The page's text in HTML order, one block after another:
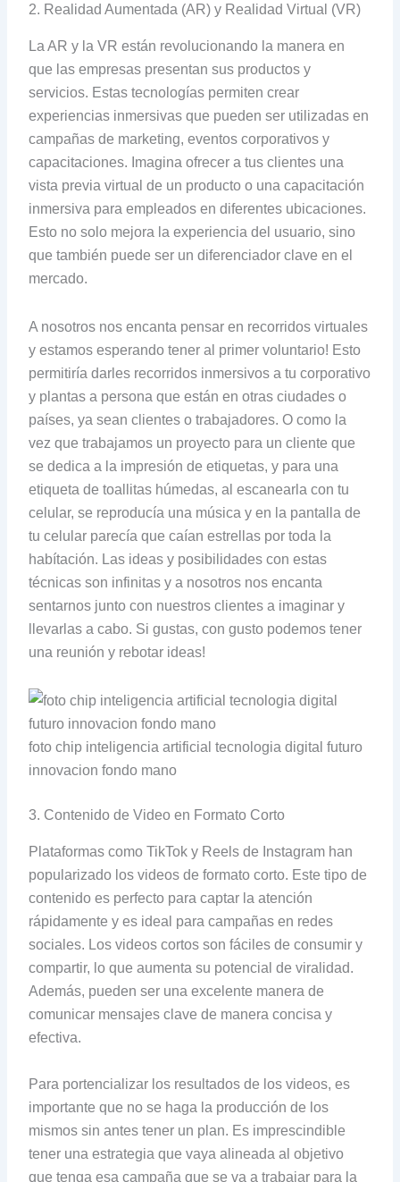
2. Realidad Aumentada (AR) y Realidad Virtual (VR)
La AR y la VR están revolucionando la manera en
que las empresas presentan sus productos y
servicios. Estas tecnologías permiten crear
experiencias inmersivas que pueden ser utilizadas en
campañas de marketing, eventos corporativos y
capacitaciones. Imagina ofrecer a tus clientes una
vista previa virtual de un producto o una capacitación
inmersiva para empleados en diferentes ubicaciones.
Esto no solo mejora la experiencia del usuario, sino
que también puede ser un diferenciador clave en el
mercado.
A nosotros nos encanta pensar en recorridos virtuales
y estamos esperando tener al primer voluntario! Esto
permitiría darles recorridos inmersivos a tu corporativo
y plantas a persona que están en otras ciudades o
países, ya sean clientes o trabajadores. O como la
vez que trabajamos un proyecto para un cliente que
se dedica a la impresión de etiquetas, y para una
etiqueta de toallitas húmedas, al escanearla con tu
celular, se reproducía una música y en la pantalla de
tu celular parecía que caían estrellas por toda la
habítación. Las ideas y posibilidades con estas
técnicas son infinitas y a nosotros nos encanta
sentarnos junto con nuestros clientes a imaginar y
llevarlas a cabo. Si gustas, con gusto podemos tener
una reunión y rebotar ideas!
foto chip inteligencia artificial tecnologia digital futuro
innovacion fondo mano
3. Contenido de Video en Formato Corto
Plataformas como TikTok y Reels de Instagram han
popularizado los videos de formato corto. Este tipo de
contenido es perfecto para captar la atención
rápidamente y es ideal para campañas en redes
sociales. Los videos cortos son fáciles de consumir y
compartir, lo que aumenta su potencial de viralidad.
Además, pueden ser una excelente manera de
comunicar mensajes clave de manera concisa y
efectiva.
Para portencializar los resultados de los videos, es
importante que no se haga la producción de los
mismos sin antes tener un plan. Es imprescindible
tener una estrategia que vaya alineada al objetivo
que tenga esa campaña que se va a trabajar para la